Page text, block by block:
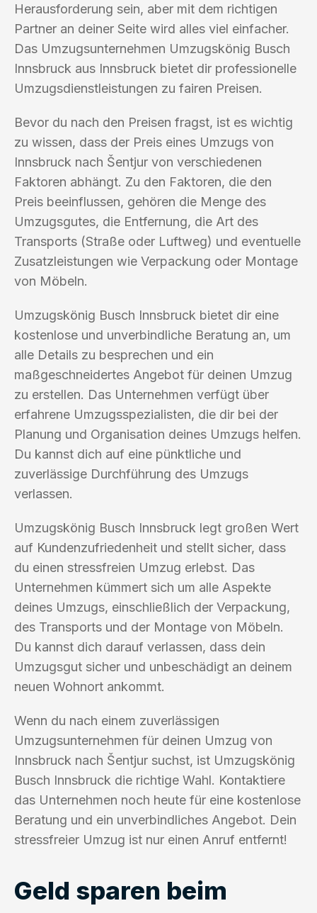
Herausforderung sein, aber mit dem richtigen
Partner an deiner Seite wird alles viel einfacher.
Das Umzugsunternehmen Umzugskönig Busch
Innsbruck aus Innsbruck bietet dir professionelle
Umzugsdienstleistungen zu fairen Preisen.
Bevor du nach den Preisen fragst, ist es wichtig
zu wissen, dass der Preis eines Umzugs von
Innsbruck nach Šentjur von verschiedenen
Faktoren abhängt. Zu den Faktoren, die den
Preis beeinflussen, gehören die Menge des
Umzugsgutes, die Entfernung, die Art des
Transports (Straße oder Luftweg) und eventuelle
Zusatzleistungen wie Verpackung oder Montage
von Möbeln.
Umzugskönig Busch Innsbruck bietet dir eine
kostenlose und unverbindliche Beratung an, um
alle Details zu besprechen und ein
maßgeschneidertes Angebot für deinen Umzug
zu erstellen. Das Unternehmen verfügt über
erfahrene Umzugsspezialisten, die dir bei der
Planung und Organisation deines Umzugs helfen.
Du kannst dich auf eine pünktliche und
zuverlässige Durchführung des Umzugs
verlassen.
Umzugskönig Busch Innsbruck legt großen Wert
auf Kundenzufriedenheit und stellt sicher, dass
du einen stressfreien Umzug erlebst. Das
Unternehmen kümmert sich um alle Aspekte
deines Umzugs, einschließlich der Verpackung,
des Transports und der Montage von Möbeln.
Du kannst dich darauf verlassen, dass dein
Umzugsgut sicher und unbeschädigt an deinem
neuen Wohnort ankommt.
Wenn du nach einem zuverlässigen
Umzugsunternehmen für deinen Umzug von
Innsbruck nach Šentjur suchst, ist Umzugskönig
Busch Innsbruck die richtige Wahl. Kontaktiere
das Unternehmen noch heute für eine kostenlose
Beratung und ein unverbindliches Angebot. Dein
stressfreier Umzug ist nur einen Anruf entfernt!
Geld sparen beim